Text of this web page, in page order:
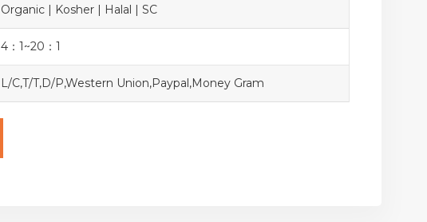
Organic | Kosher | Halal | SC
4：1~20：1
L/C,T/T,D/P,Western Union,Paypal,Money Gram